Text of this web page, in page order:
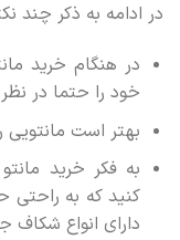
در ادامه به ذکر چند
در هنگام خرید
خود را حتما در
بهتر است مانتویی
به فکر خرید
کنید که به راحتی
دارای انواع شکاف